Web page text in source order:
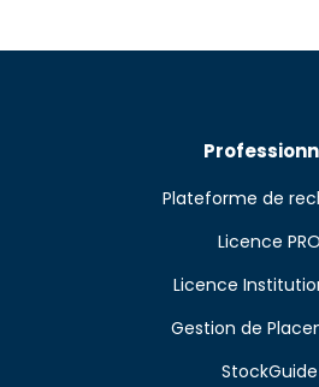
Plateforme de
Licence PRO
Licence
Gestion de
StockGuide